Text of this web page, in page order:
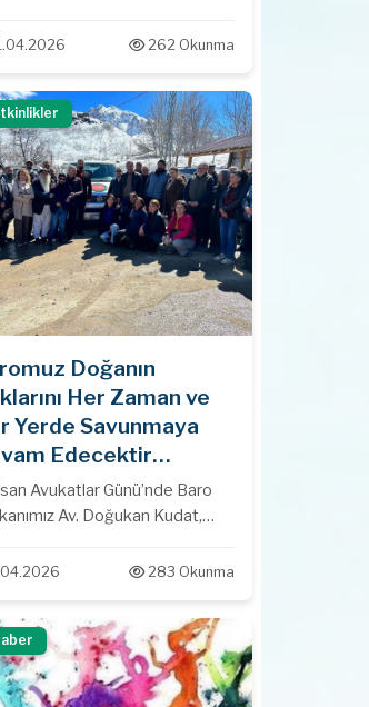
AÇIKLAMASI...
262 Okunma
Doğanın
Her Zaman ve
Yerde Savunmaya
Edecektir…
Avukatlar Günü’nde Baro
Av. Doğukan Kudat,
Demir, Baromuz Çevre ve
Yıldırım ile birlikte Pülümür Hel
Bölgesi’nde Karagöz Köyü
yürütülmek istenilen
Madenciliği Projesi’ne karşı
283 Okunma